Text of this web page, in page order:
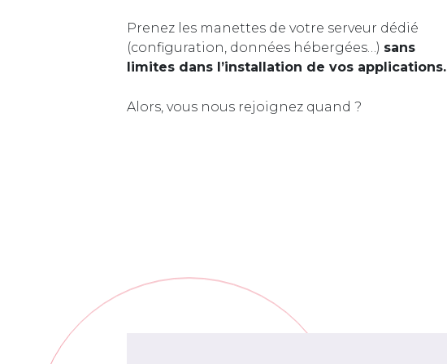
Prenez les manettes de votre serveur dédié
(configuration, données hébergées…) sans
limites dans l’installation de vos applications.
Alors, vous nous rejoignez quand ?